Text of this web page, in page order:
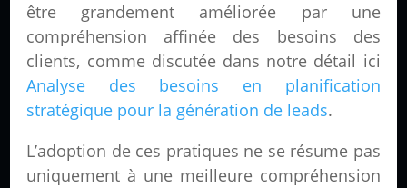
être grandement améliorée par une
compréhension affinée des besoins des
clients, comme discutée dans notre détail ici
Analyse des besoins en planification
stratégique pour la génération de leads.
L’adoption de ces pratiques ne se résume pas
uniquement à une meilleure compréhension